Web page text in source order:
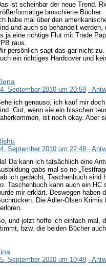
ist scheinbar der neue Trend.
broschierte Bücher.
habe mal über den
und auch so behandelt
ja eine richtige Flut mit Trade
raus.
persönlich sagt das gar nicht
ein richtiges Hardcover und
September 2010 um 20:59 ·
ich genauso, ich kauf mir
Gut, wenn sie ein bisschen
ist noch okay. Aber
September 2010 um 22:48 ·
Da kann ich tatsächlich eine
gabs mal so ne
ich gedacht, Taschenbuch
Taschenbuch kann auch ein HC
mir erklärt. Deswegen haben
Die Adler-Olsen
und jetzt hoffe ich einfach mal,
bzw. die beiden Bücher
September 2010 um 10:49 ·